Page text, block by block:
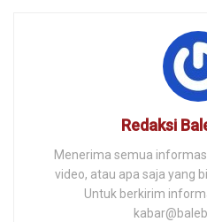
Redaksi
Menerima semua
video, atau apa saja yang
Untuk berkirim